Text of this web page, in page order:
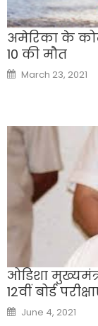
अमेरिका के
10 की मौत
Posted
on
March 23, 2021
ओडिशा
12वीं बोर्ड
Posted
on
June 4, 2021